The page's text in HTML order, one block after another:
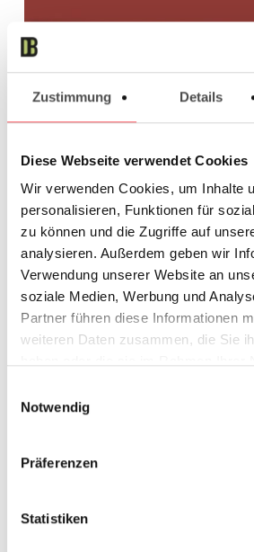
Zustimmung Details
Diese Webseite verwendet Cookies
Wir verwenden Cookies, um Inhalte
personalisieren, Funktionen für
zu können und die Zugriffe auf
analysieren. Außerdem geben wir
Verwendung unserer Website an
soziale Medien, Werbung und
Partner führen diese Informationen
weiteren Daten zusammen, die Sie
Notwendig
Präferenzen
Statistiken